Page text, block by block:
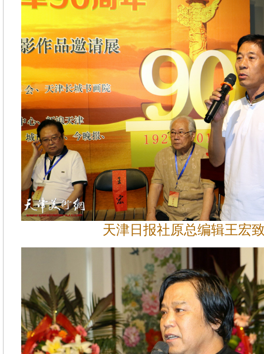
天津日报社原总编辑王宏